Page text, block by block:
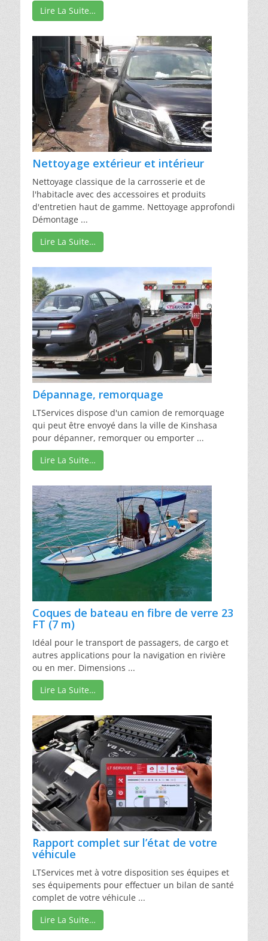
Lire La Suite…
Nettoyage extérieur et intérieur
Nettoyage classique de la carrosserie et de
l'habitacle avec des accessoires et produits
d'entretien haut de gamme. Nettoyage approfondi
Démontage ...
Lire La Suite…
Dépannage, remorquage
LTServices dispose d'un camion de remorquage
qui peut être envoyé dans la ville de Kinshasa
pour dépanner, remorquer ou emporter ...
Lire La Suite…
Coques de bateau en fibre de verre 23
FT (7 m)
Idéal pour le transport de passagers, de cargo et
autres applications pour la navigation en rivière
ou en mer. Dimensions ...
Lire La Suite…
Rapport complet sur l’état de votre
véhicule
LTServices met à votre disposition ses équipes et
ses équipements pour effectuer un bilan de santé
complet de votre véhicule ...
Lire La Suite…